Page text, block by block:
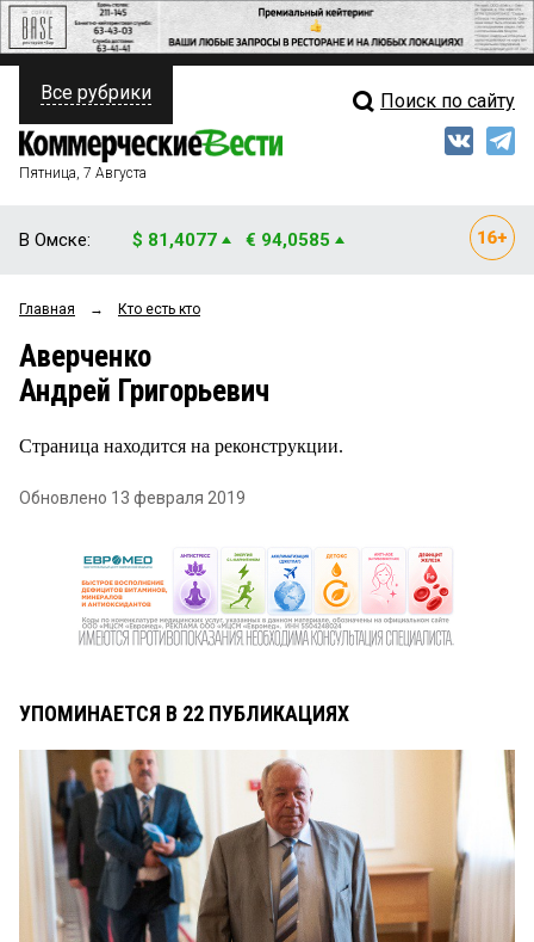
ПОЛИТИКА
ФИНАНСЫ
ОБЩЕСТВО
ЗАКОН
Свежий выпуск
Все рубрики Поиск по сайту
Пятница, 7 Августа
В Омске: $ 81,4077 € 94,0585
Главная → Кто есть кто
Аверченко
Андрей Григорьевич
Страница находится на реконструкции.
Обновлено 13 февраля 2019
УПОМИНАЕТСЯ В 22 ПУБЛИКАЦИЯХ